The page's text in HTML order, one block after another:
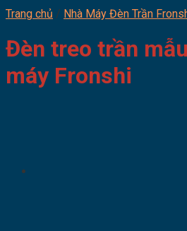
Trang chủ / Nhà Máy Đèn Trần
Đèn treo trần
máy Fronshi